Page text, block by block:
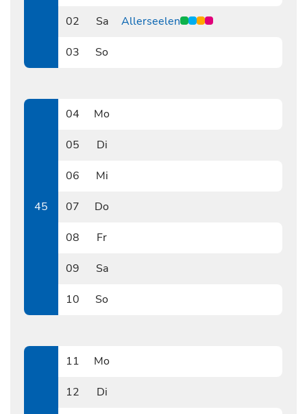
02
Sa Allerseelen
03
So
45
04
Mo
05
Di
06
Mi
07
Do
08
Fr
09
Sa
10
So
11
Mo
12
Di